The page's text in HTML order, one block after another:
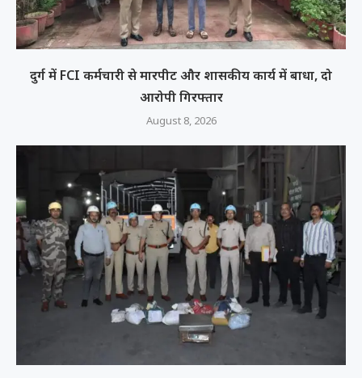
दुर्ग में FCI कर्मचारी से मारपीट और शासकीय कार्य में बाधा, दो
आरोपी गिरफ्तार
August 8, 2026